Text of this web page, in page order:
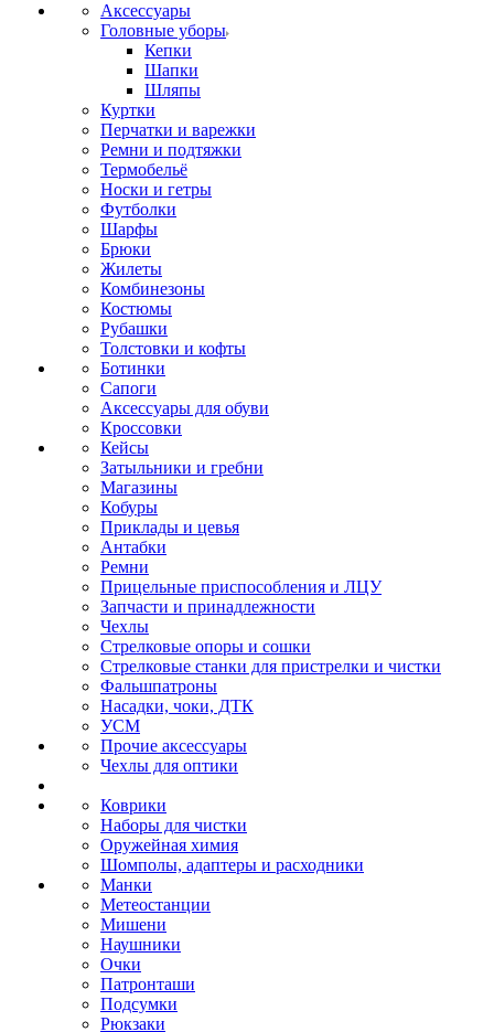
Аксессуары
Головные уборы
Кепки
Шапки
Шляпы
Куртки
Перчатки и варежки
Ремни и подтяжки
Термобельё
Носки и гетры
Футболки
Шарфы
Брюки
Жилеты
Комбинезоны
Костюмы
Рубашки
Толстовки и кофты
Ботинки
Сапоги
Аксессуары для обуви
Кроссовки
Кейсы
Затыльники и гребни
Магазины
Кобуры
Приклады и цевья
Антабки
Ремни
Прицельные приспособления и ЛЦУ
Запчасти и принадлежности
Чехлы
Стрелковые опоры и сошки
Стрелковые станки для пристрелки и чистки
Фальшпатроны
Насадки, чоки, ДТК
УСМ
Прочие аксессуары
Чехлы для оптики
Коврики
Наборы для чистки
Оружейная химия
Шомполы, адаптеры и расходники
Манки
Метеостанции
Мишени
Наушники
Очки
Патронташи
Подсумки
Рюкзаки